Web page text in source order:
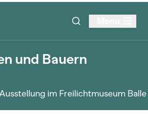
und Bauern
im Freilichtmuseum